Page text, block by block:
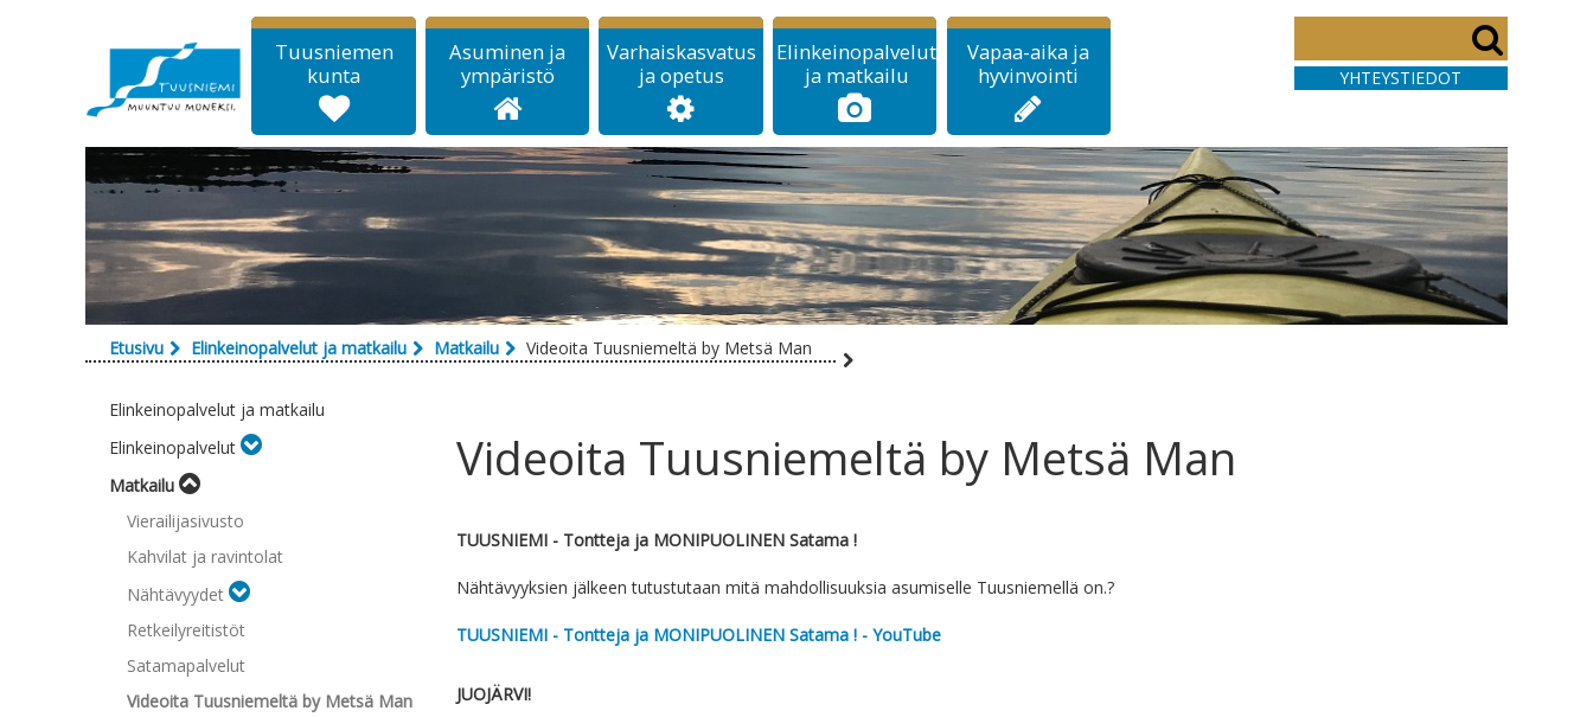
Tuusniemen
kunta
Asuminen ja
ympäristö
Varhaiskasvatus
ja opetus
Elinkeinopalvelut
ja matkailu
Vapaa-aika ja
hyvinvointi
YHTEYSTIEDOT
Etusivu Elinkeinopalvelut ja matkailu Matkailu Videoita Tuusniemeltä by Metsä Man
Elinkeinopalvelut ja matkailu
Elinkeinopalvelut
Matkailu
Vierailijasivusto
Kahvilat ja ravintolat
Nähtävyydet
Retkeilyreitistöt
Satamapalvelut
Videoita Tuusniemeltä by Metsä Man
Videoita Tuusniemeltä by Metsä Man
TUUSNIEMI - Tontteja ja MONIPUOLINEN Satama !
Nähtävyyksien jälkeen tutustutaan mitä mahdollisuuksia asumiselle Tuusniemellä on.?
TUUSNIEMI - Tontteja ja MONIPUOLINEN Satama ! - YouTube
JUOJÄRVI!